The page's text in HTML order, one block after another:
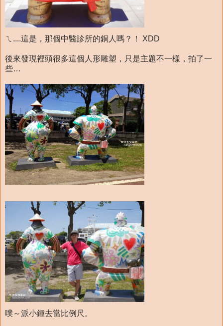
ㄟ....這是，那個中醫診所的銅人嗎？！ XDD
後來發現裡頭很多這個人形雕塑，只是主題不一樣，拍了一
些…
噗～派小鍾去當比例尺。